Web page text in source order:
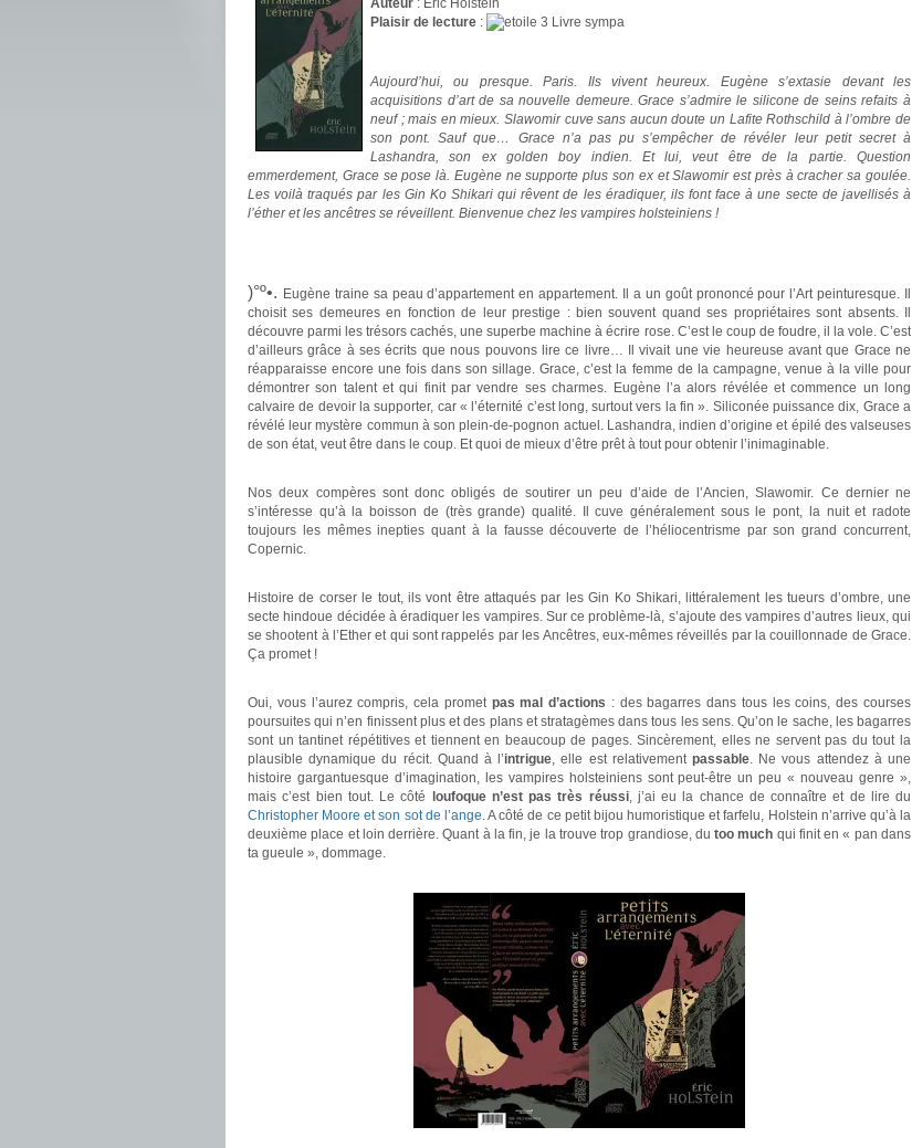
Auteur : Eric Holstein
Plaisir de lecture :
Livre sympa
Aujourd’hui, ou presque. Paris. Ils vivent heureux. Eugène s’extasie devant les
acquisitions d’art de sa nouvelle demeure. Grace s’admire le silicone de seins refaits à
neuf ; mais en mieux. Slawomir cuve sans aucun doute un Lafite Rothschild à l’ombre de
son pont. Sauf que… Grace n’a pas pu s’empêcher de révéler leur petit secret à
Lashandra, son ex golden boy indien. Et lui, veut être de la partie. Question
emmerdement, Grace se pose là. Eugène ne supporte plus son ex et Slawomir est près à cracher sa goulée.
Les voilà traqués par les Gin Ko Shikari qui rêvent de les éradiquer, ils font face à une secte de javellisés à
l’éther et les ancêtres se réveillent. Bienvenue chez les vampires holsteiniens !
)°º•. Eugène traine sa peau d’appartement en appartement. Il a un goût prononcé pour l’Art peinturesque. Il
choisit ses demeures en fonction de leur prestige : bien souvent quand ses propriétaires sont absents. Il
découvre parmi les trésors cachés, une superbe machine à écrire rose. C’est le coup de foudre, il la vole. C’est
d’ailleurs grâce à ses écrits que nous pouvons lire ce livre… Il vivait une vie heureuse avant que Grace ne
réapparaisse encore une fois dans son sillage. Grace, c’est la femme de la campagne, venue à la ville pour
démontrer son talent et qui finit par vendre ses charmes. Eugène l’a alors révélée et commence un long
calvaire de devoir la supporter, car « l’éternité c’est long, surtout vers la fin ». Siliconée puissance dix, Grace a
révélé leur mystère commun à son plein-de-pognon actuel. Lashandra, indien d’origine et épilé des valseuses
de son état, veut être dans le coup. Et quoi de mieux d’être prêt à tout pour obtenir l’inimaginable.
Nos deux compères sont donc obligés de soutirer un peu d’aide de l’Ancien, Slawomir. Ce dernier ne
s’intéresse qu’à la boisson de (très grande) qualité. Il cuve généralement sous le pont, la nuit et radote
toujours les mêmes inepties quant à la fausse découverte de l’héliocentrisme par son grand concurrent,
Copernic.
Histoire de corser le tout, ils vont être attaqués par les Gin Ko Shikari, littéralement les tueurs d’ombre, une
secte hindoue décidée à éradiquer les vampires. Sur ce problème-là, s’ajoute des vampires d’autres lieux, qui
se shootent à l’Ether et qui sont rappelés par les Ancêtres, eux-mêmes réveillés par la couillonnade de Grace.
Ça promet !
Oui, vous l’aurez compris, cela promet pas mal d’actions : des bagarres dans tous les coins, des courses
poursuites qui n’en finissent plus et des plans et stratagèmes dans tous les sens. Qu’on le sache, les bagarres
sont un tantinet répétitives et tiennent en beaucoup de pages. Sincèrement, elles ne servent pas du tout la
plausible dynamique du récit. Quand à l’intrigue, elle est relativementpassable. Ne vous attendez à une
histoire gargantuesque d’imagination, les vampires holsteiniens sont peut-être un peu « nouveau genre »,
mais c’est bien tout. Le côté
loufoque n’est pas très réussi, j’ai eu la chance de connaître et de lire du
Christopher Moore et son sot de l’ange. A côté de ce petit bijou humoristique et farfelu, Holstein n’arrive qu’à la
deuxième place et loin derrière. Quant à la fin, je la trouve trop grandiose, du too much qui finit en « pan dans
ta gueule », dommage.